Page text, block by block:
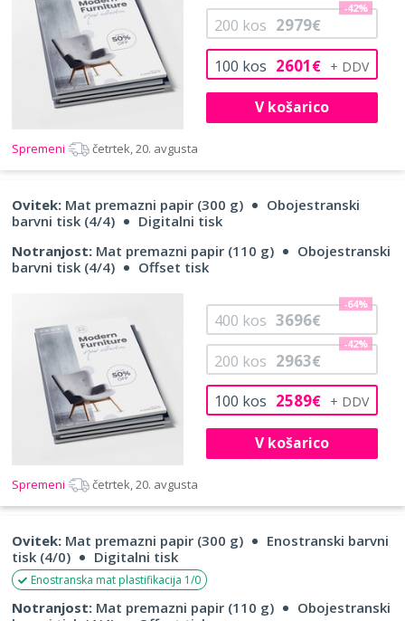
100 kos 2601€
200 kos 2979€
-42%
V košarico
Spremeni četrtek, 20. avgusta
Ovitek: Mat premazni papir (300 g)
Obojestranski
barvni tisk (4/4)
Digitalni tisk
Notranjost: Mat premazni papir (110 g)
Obojestranski
barvni tisk (4/4)
Offset tisk
100 kos 2589€
200 kos 2963€
-42%
400 kos 3696€
-64%
V košarico
Spremeni četrtek, 20. avgusta
Ovitek: Mat premazni papir (300 g)
Enostranski barvni
tisk (4/0)
Digitalni tisk
Enostranska mat plastifikacija 1/0
Notranjost: Mat premazni papir (110 g)
Obojestranski